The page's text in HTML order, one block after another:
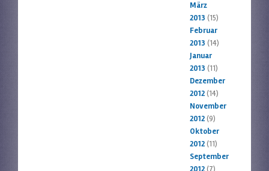
März
2013 (15)
Februar
2013 (14)
Januar
2013 (11)
Dezember
2012(14)
November
2012(9)
Oktober
2012(11)
September